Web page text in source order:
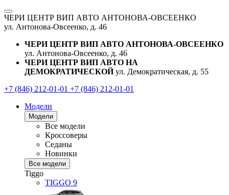
ЧЕРИ ЦЕНТР ВИП АВТО АНТОНОВА-ОВСЕЕНКО
ул. Антонова-Овсеенко, д. 46
ЧЕРИ ЦЕНТР ВИП АВТО АНТОНОВА-ОВСЕЕНКО
ул. Антонова-Овсеенко, д. 46
ЧЕРИ ЦЕНТР ВИП АВТО НА
ДЕМОКРАТИЧЕСКОЙ ул. Демократическая, д. 55
+7 (846) 212-01-01 +7 (846) 212-01-01
Модели
Модели
Все модели
Кроссоверы
Седаны
Новинки
Все модели
Tiggo
TIGGO 9